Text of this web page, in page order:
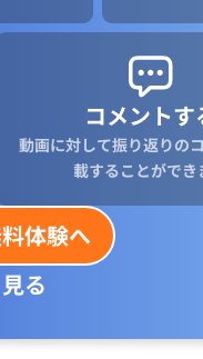
コメントす
動画に対して振り返りの
載することができ
体験へ
る